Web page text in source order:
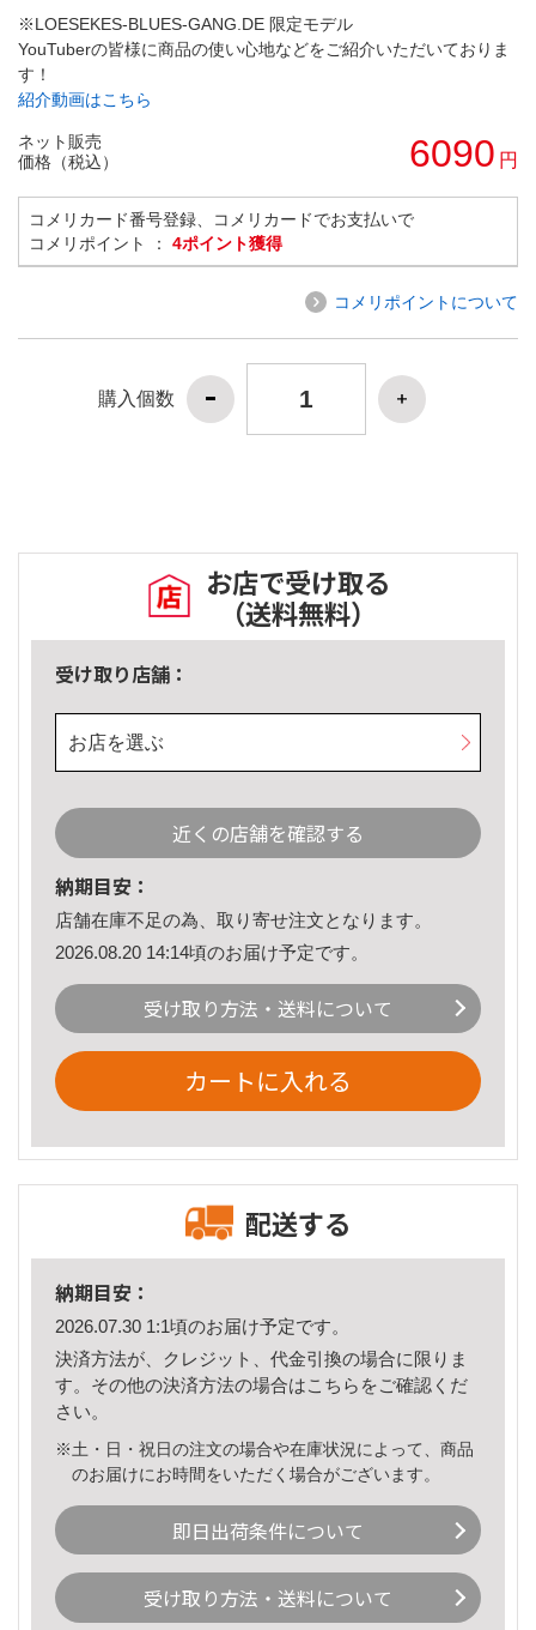
※LOESEKES-BLUES-GANG.DE 限定モデル
YouTuberの皆様に商品の使い心地などをご紹介いただいておりま
す！
紹介動画はこちら
ネット販売
価格（税込）
6090 円
コメリカード番号登録、コメリカードでお支払いで
コメリポイント ： 4ポイント獲得
コメリポイントについて
購入個数
お店で受け取る
（送料無料）
受け取り店舗：
お店を選ぶ
近くの店舗を確認する
納期目安：
店舗在庫不足の為、取り寄せ注文となります。
2026.08.20 14:14頃のお届け予定です。
受け取り方法・送料について
カートに入れる
配送する
納期目安：
2026.07.30 1:1頃のお届け予定です。
決済方法が、クレジット、代金引換の場合に限りま
す。その他の決済方法の場合はこちら をご確認くだ
さい。
※土・日・祝日の注文の場合や在庫状況によって、商品
のお届けにお時間をいただく場合がございます。
即日出荷条件について
受け取り方法・送料について